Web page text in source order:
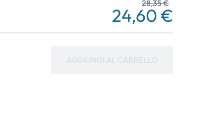
28,35 €
24,60 €